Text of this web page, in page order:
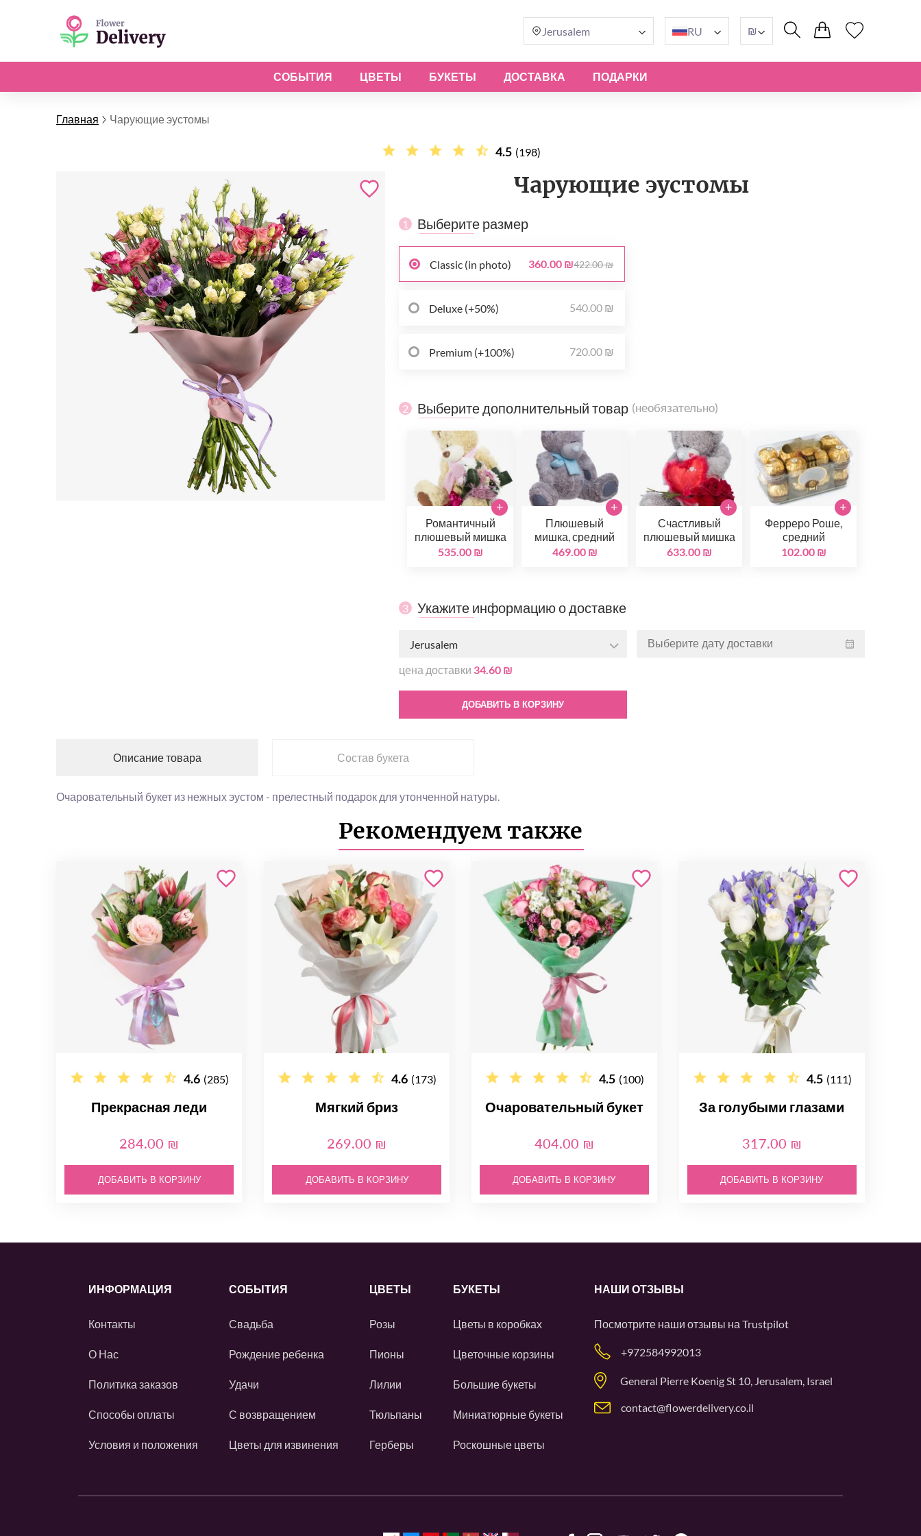
Jerusalem RU ₪
СОБЫТИЯ ЦВЕТЫ БУКЕТЫ ДОСТАВКА ПОДАРКИ
Главная Чарующие эустомы
4.5 (198)
Чарующие эустомы
1 Выберите размер
Classic (in photo) 360.00 ₪422.00 ₪
Deluxe (+50%) 540.00 ₪
Premium (+100%) 720.00 ₪
2 Выберите дополнительный товар (необязательно)
Романтичный
плюшевый мишка
535.00 ₪
+
Плюшевый
мишка, средний
469.00 ₪
+
Счастливый
плюшевый мишка
633.00 ₪
+
Ферреро Роше,
средний
102.00 ₪
+
3 Укажите информацию о доставке
Jerusalem
цена доставки 34.60 ₪
ДОБАВИТЬ В КОРЗИНУ
Описание товара Состав букета
Очаровательный букет из нежных эустом - прелестный подарок для утонченной натуры.
Рекомендуем также
4.6 (285)
Прекрасная леди
284.00 ₪
ДОБАВИТЬ В КОРЗИНУ
4.6 (173)
Мягкий бриз
269.00 ₪
ДОБАВИТЬ В КОРЗИНУ
4.5 (100)
Очаровательный букет
404.00 ₪
ДОБАВИТЬ В КОРЗИНУ
4.5 (111)
За голубыми глазами
317.00 ₪
ДОБАВИТЬ В КОРЗИНУ
ИНФОРМАЦИЯ
Контакты
О Нас
Политика заказов
Способы оплаты
Условия и положения
СОБЫТИЯ
Свадьба
Рождение ребенка
Удачи
С возвращением
Цветы для извинения
ЦВЕТЫ
Розы
Пионы
Лилии
Тюльпаны
Герберы
БУКЕТЫ
Цветы в коробках
Цветочные корзины
Большие букеты
Миниатюрные букеты
Роскошные цветы
НАШИ ОТЗЫВЫ
Посмотрите наши отзывы на Trustpilot
+972584992013
General Pierre Koenig St 10, Jerusalem, Israel
contact@flowerdelivery.co.il